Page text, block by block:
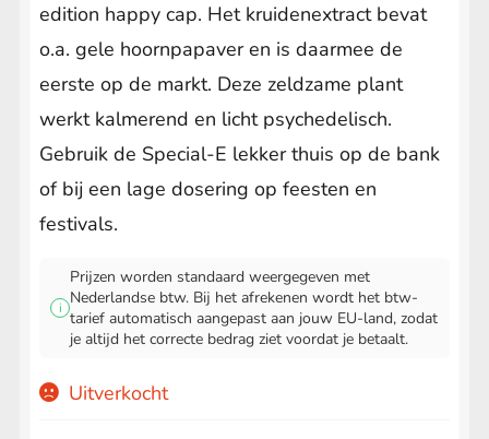
edition happy cap. Het kruidenextract bevat
o.a. gele hoornpapaver en is daarmee de
eerste op de markt. Deze zeldzame plant
werkt kalmerend en licht psychedelisch.
Gebruik de Special-E lekker thuis op de bank
of bij een lage dosering op feesten en
festivals.
i
Prijzen worden standaard weergegeven met
Nederlandse btw. Bij het afrekenen wordt het btw-
tarief automatisch aangepast aan jouw EU-land, zodat
je altijd het correcte bedrag ziet voordat je betaalt.
Uitverkocht